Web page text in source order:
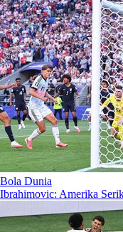
Bola Dunia
Ibrahimovic: Amerika